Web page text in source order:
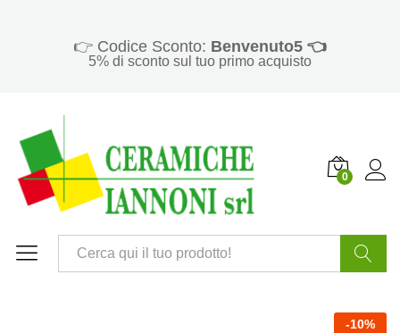
👉 Codice Sconto: Benvenuto5 👈
5% di sconto sul tuo primo acquisto
0
-10%